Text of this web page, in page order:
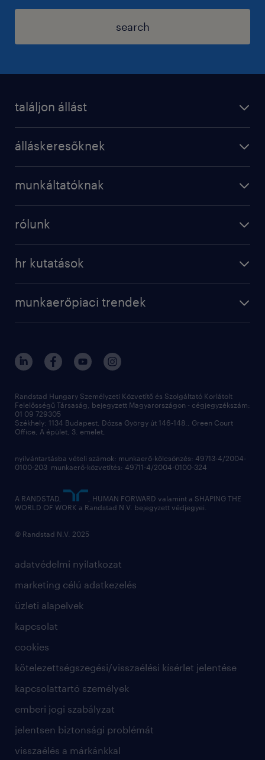
search
találjon állást
álláskeresőknek
munkáltatóknak
rólunk
hr kutatások
munkaerőpiaci trendek
adatvédelmi nyilatkozat
marketing célú adatkezelés
üzleti alapelvek
kapcsolat
cookies
kötelezettségszegési/visszaélési kísérlet jelentése
kapcsolattartó személyek
emberi jogi szabályzat
jelentsen biztonsági problémát
visszaélés a márkánkkal
Randstad Hungary Személyzeti Közvetítő és Szolgáltató Korlátolt
Felelősségű Társaság, bejegyzett Magyarországon - cégjegyzékszám:
01 09 729305
Székhely: 1134 Budapest, Dózsa György út 146-148., Green Court
Office, A épület, 3. emelet,
nyilvántartásba vételi számok: munkaerő-kölcsönzés: 49713-4/2004-
0100-203 munkaerő-közvetítés: 49711-4/2004-0100-324
A RANDSTAD,
, HUMAN FORWARD valamint a SHAPING THE
WORLD OF WORK a Randstad N.V. bejegyzett védjegyei.
© Randstad N.V. 2025